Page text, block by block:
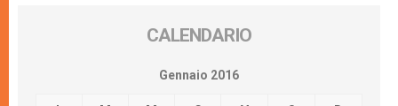
CALENDARIO
Gennaio 2016